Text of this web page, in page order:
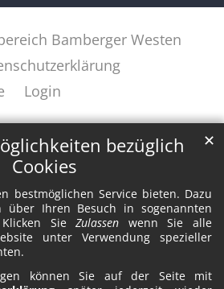
bezüglich
Cookies
bestmöglichen Service bieten. Dazu
über Ihren Besuch in sogenannten
Klicken SieZulassen wenn Sie alle
unter Verwendung spezieller
können Sie auf der Seite mit
✕
Bamberger Westen
Login